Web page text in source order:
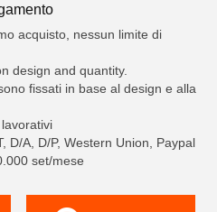
acquisto, nessun limite di
design and quantity.
fissati in base al design e alla
D/A, D/P, Western Union, Paypal
set/mese